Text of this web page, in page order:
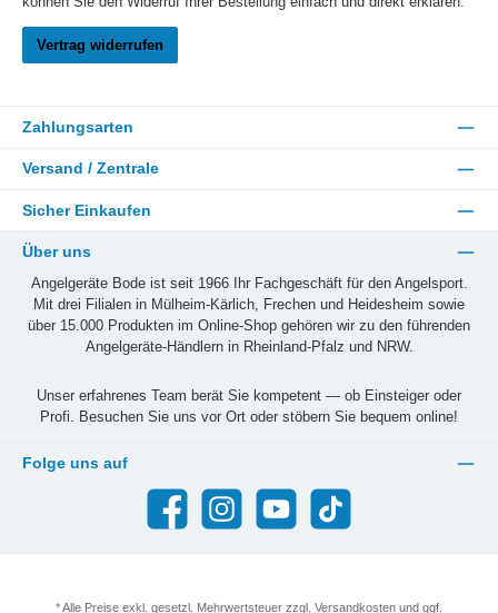
Vertrag widerrufen
Zahlungsarten
Versand / Zentrale
Sicher Einkaufen
Über uns
Angelgeräte Bode ist seit 1966 Ihr Fachgeschäft für den Angelsport.
Mit drei Filialen in Mülheim-Kärlich, Frechen und Heidesheim sowie
über 15.000 Produkten im Online-Shop gehören wir zu den führenden
Angelgeräte-Händlern in Rheinland-Pfalz und NRW.
Unser erfahrenes Team berät Sie kompetent — ob Einsteiger oder
Profi. Besuchen Sie uns vor Ort oder stöbern Sie bequem online!
Folge uns auf
Facebook Instagram YouTube TikTok
* Alle Preise exkl. gesetzl. Mehrwertsteuer zzgl. Versandkosten und ggf.